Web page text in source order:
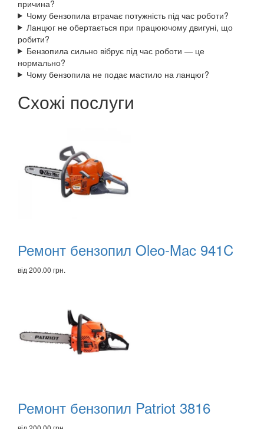
причина?
Чому бензопила втрачає потужність під час роботи?
Ланцюг не обертається при працюючому двигуні, що
робити?
Бензопила сильно вібрує під час роботи — це
нормально?
Чому бензопила не подає мастило на ланцюг?
Схожі послуги
товари
Ремонт бензопил Oleo-Mac 941C
від 200.00 грн.
Ремонт бензопил Patriot 3816